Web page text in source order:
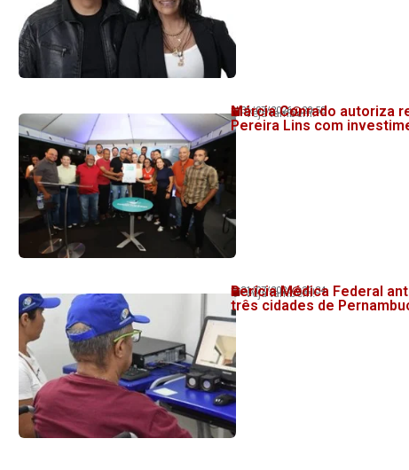
💬 Veja também!
31/07/2026 20:58
Márcia Conrado autoriza
Pereira Lins com
💬 Veja também!
31/07/2026 20:34
Perícia Médica Federal
três cidades de